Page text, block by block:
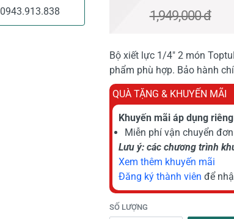
0943.913.838 1,949,000 đ
Bộ xiết lực 1/4" 2 món
phẩm phù hợp. Bảo hành
QUÀ TẶNG & KHUYẾN MÃI
Khuyến mãi áp dụng
Miễn phí vận chuyển
Lưu ý: các chương trình
Xem thêm khuyến mãi
Đăng ký thành viên để
SỐ LƯỢNG